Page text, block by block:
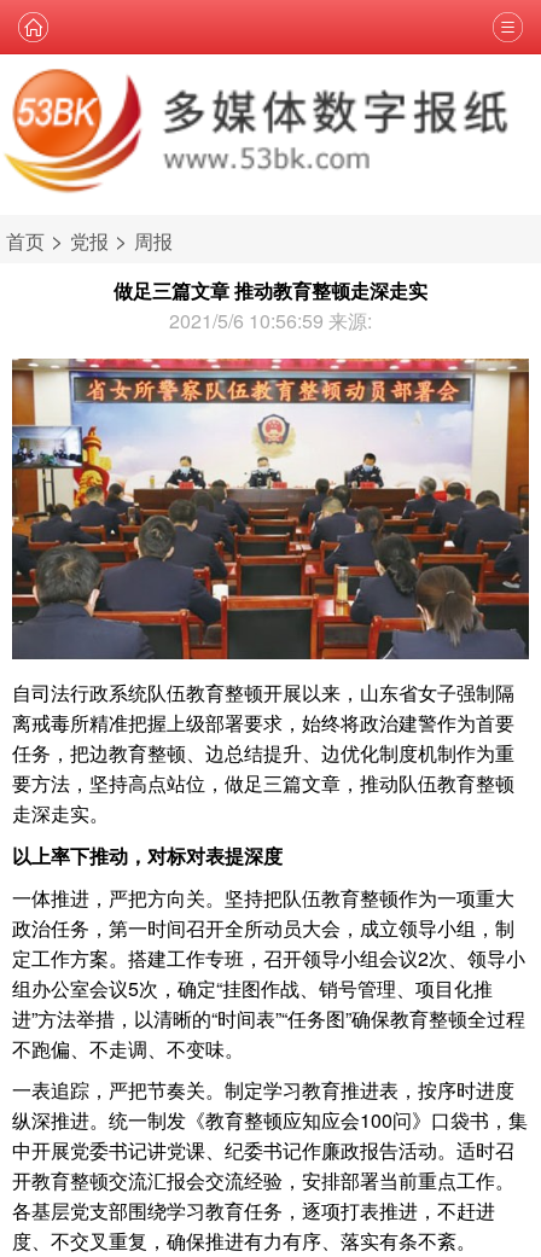
首页 > 党报 > 周报
做足三篇文章 推动教育整顿走深走实
2021/5/6 10:56:59 来源:
自司法行政系统队伍教育整顿开展以来，山东省女子强制隔
离戒毒所精准把握上级部署要求，始终将政治建警作为首要
任务，把边教育整顿、边总结提升、边优化制度机制作为重
要方法，坚持高点站位，做足三篇文章，推动队伍教育整顿
走深走实。
以上率下推动，对标对表提深度
一体推进，严把方向关。坚持把队伍教育整顿作为一项重大
政治任务，第一时间召开全所动员大会，成立领导小组，制
定工作方案。搭建工作专班，召开领导小组会议2次、领导小
组办公室会议5次，确定“挂图作战、销号管理、项目化推
进”方法举措，以清晰的“时间表”“任务图”确保教育整顿全过程
不跑偏、不走调、不变味。
一表追踪，严把节奏关。制定学习教育推进表，按序时进度
纵深推进。统一制发《教育整顿应知应会100问》口袋书，集
中开展党委书记讲党课、纪委书记作廉政报告活动。适时召
开教育整顿交流汇报会交流经验，安排部署当前重点工作。
各基层党支部围绕学习教育任务，逐项打表推进，不赶进
度、不交叉重复，确保推进有力有序、落实有条不紊。